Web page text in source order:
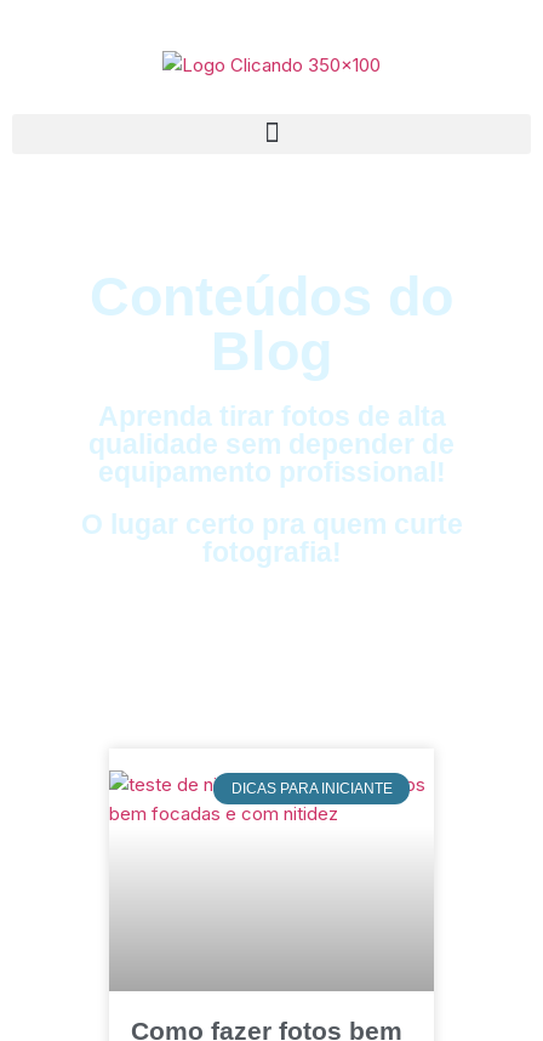
Conteúdos do
Blog
Aprenda tirar fotos de alta
qualidade sem depender de
equipamento profissional!
O lugar certo pra quem curte
fotografia!
DICAS PARA INICIANTE
Como fazer fotos bem